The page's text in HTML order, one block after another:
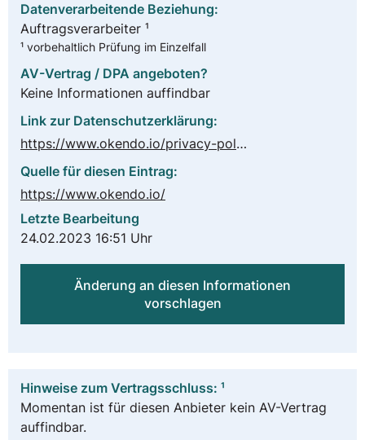
Datenverarbeitende Beziehung:
Auftragsverarbeiter ¹
¹ vorbehaltlich Prüfung im Einzelfall
AV-Vertrag / DPA angeboten?
Keine Informationen auffindbar
Link zur Datenschutzerklärung:
https://www.okendo.io/privacy-policy/
Quelle für diesen Eintrag:
https://www.okendo.io/
Letzte Bearbeitung
24.02.2023 16:51 Uhr
Änderung an diesen Informationen
vorschlagen
Hinweise zum Vertragsschluss: ¹
Momentan ist für diesen Anbieter kein AV-Vertrag
auffindbar.